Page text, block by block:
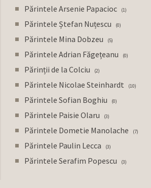
Părintele Arsenie Papacioc 1
Părintele Ștefan Nuțescu 0
Părintele Mina Dobzeu 5
Părintele Adrian Făgețeanu 0
Părinții de la Colciu 2
Părintele Nicolae Steinhardt 10
Părintele Sofian Boghiu 0
Părintele Paisie Olaru 3
Părintele Dometie Manolache 7
Părintele Paulin Lecca 3
Părintele Serafim Popescu 3